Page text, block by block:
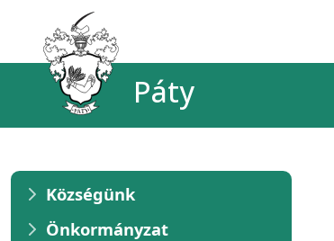
Páty
Községünk
Önkormányzat